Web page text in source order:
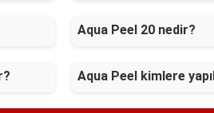
Aqua Peel 20 nedir?
Aqua Peel kimlere